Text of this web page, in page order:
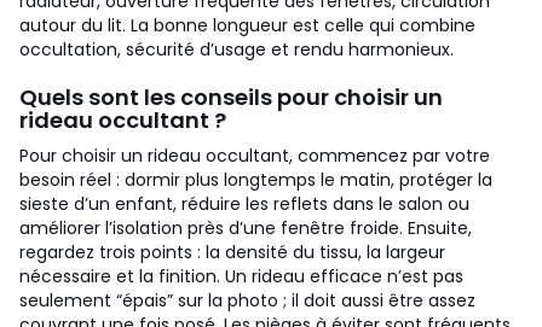
autour du lit. La bonne longueur est celle qui combine
occultation, sécurité d’usage et rendu harmonieux.
Quels sont les conseils pour choisir un
rideau occultant ?
Pour choisir un rideau occultant, commencez par votre
besoin réel : dormir plus longtemps le matin, protéger la
sieste d’un enfant, réduire les reflets dans le salon ou
améliorer l’isolation près d’une fenêtre froide. Ensuite,
regardez trois points : la densité du tissu, la largeur
nécessaire et la finition. Un rideau efficace n’est pas
seulement “épais” sur la photo ; il doit aussi être assez